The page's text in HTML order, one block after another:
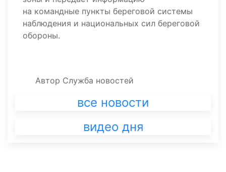
на командные пункты береговой системы
наблюдения и национальных сил береговой
обороны.
Автор Служба новостей
все новости
видео дня